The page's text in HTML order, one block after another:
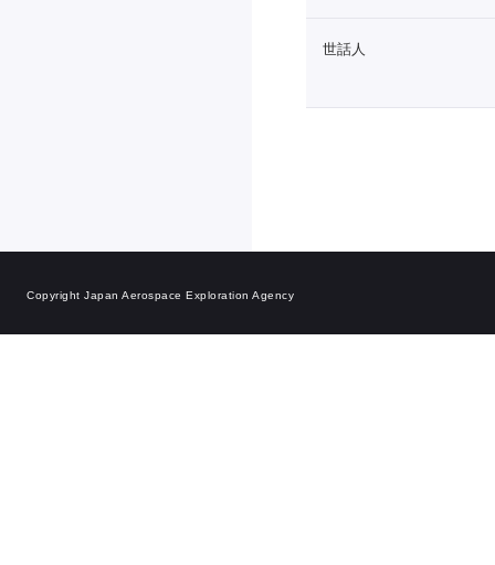
世話人
Copyright Japan Aerospace Exploration Agency